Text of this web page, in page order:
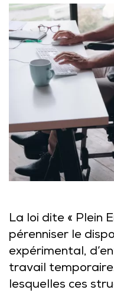
La loi dite « Plein
pérenniser le
expérimental,
travail
lesquelles ces